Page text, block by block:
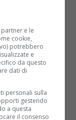
risultate meno
abbandona
abitudine di
dell’ex casello
e le
cookie,
potrebbero
e
da questo
dati di
personali sulla
gestendo
a questa
il consenso